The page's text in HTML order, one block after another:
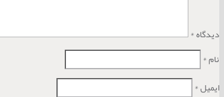
دیدگاه*
نام*
ایمیل*